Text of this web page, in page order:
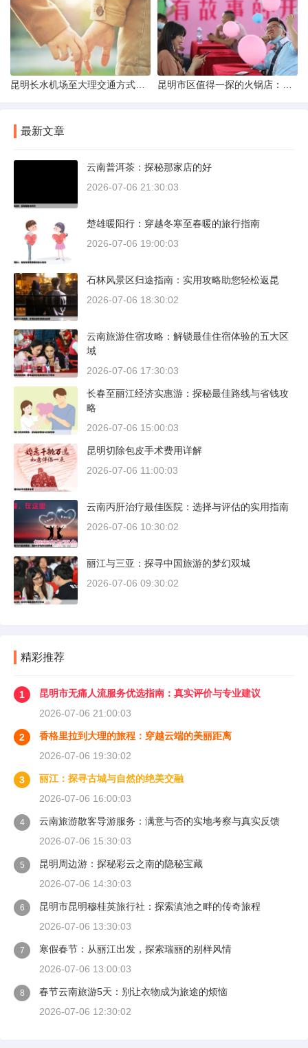
最新文章
云南普洱茶：探秘那家店的好
2026-07-06 21:30:03
楚雄暖阳行：穿越冬寒至春暖的旅行指南
2026-07-06 19:00:03
石林风景区归途指南：实用攻略助您轻松返昆
2026-07-06 18:30:02
云南旅游住宿攻略：解锁最佳住宿体验的五大区
域
2026-07-06 17:30:03
长春至丽江经济实惠游：探秘最佳路线与省钱攻
略
2026-07-06 15:00:03
昆明切除包皮手术费用详解
2026-07-06 11:00:03
云南丙肝治疗最佳医院：选择与评估的实用指南
2026-07-06 10:30:02
丽江与三亚：探寻中国旅游的梦幻双城
2026-07-06 09:30:02
精彩推荐
1
昆明市无痛人流服务优选指南：真实评价与专业建议
2026-07-06 21:00:03
2
香格里拉到大理的旅程：穿越云端的美丽距离
2026-07-06 19:30:02
3
丽江：探寻古城与自然的绝美交融
2026-07-06 16:00:03
4
云南旅游散客导游服务：满意与否的实地考察与真实反馈
2026-07-06 15:30:03
5
昆明周边游：探秘彩云之南的隐秘宝藏
2026-07-06 14:30:03
6
昆明市昆明穆桂英旅行社：探索滇池之畔的传奇旅程
2026-07-06 13:30:03
7
寒假春节：从丽江出发，探索瑞丽的别样风情
2026-07-06 13:00:03
8
春节云南旅游5天：别让衣物成为旅途的烦恼
2026-07-06 12:30:02